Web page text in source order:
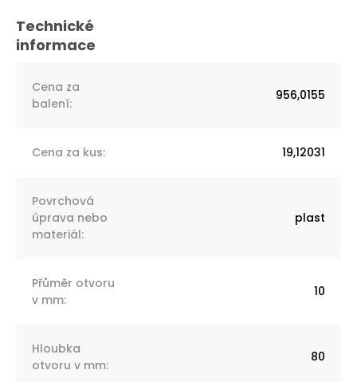
Cena za
balení:
956,0155
Cena za kus: 19,12031
Povrchová
úprava nebo
materiál:
plast
Přůměr otvoru
v mm:
10
Hloubka
otvoru v mm:
80